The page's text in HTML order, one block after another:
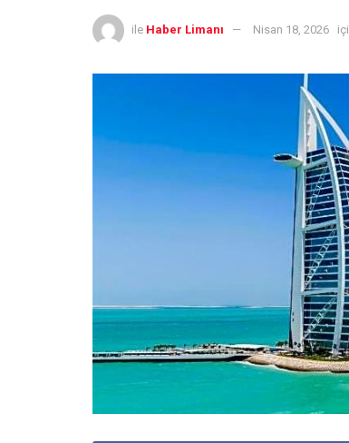
ile Haber Limanı Nisan 18, 2026